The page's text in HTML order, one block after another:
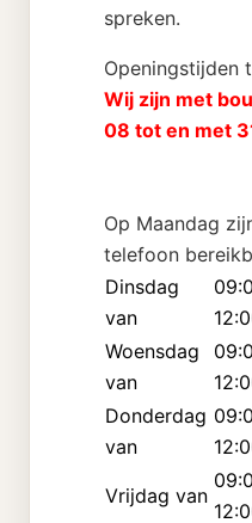
spreken.
Openingstijden
Wij zijn met
08 tot en met
Op Maandag
telefoon
Dinsdag
van
Woensdag
van
Donderdag
van
Vrijdag van